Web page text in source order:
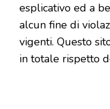
esplicativo ed a
alcun fine di
vigenti. Questo
in totale rispetto